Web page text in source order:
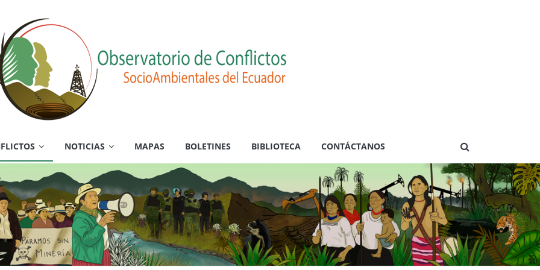
NOTICIAS MAPAS BOLETINES BIBLIOTECA CONTÁCTANOS